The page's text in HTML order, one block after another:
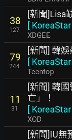
38
127
[新聞]Lisa
[ KoreaStar
XDGEE
79
244
[新聞] 韓
[ KoreaStar
Teentop
11
31
[新聞] 韓
亡」！
[ KoreaStar
XOD
[新聞]IU無